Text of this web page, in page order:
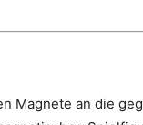
Magnete an die